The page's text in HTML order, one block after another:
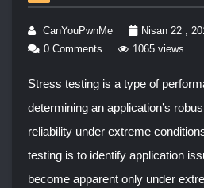
CanYouPwnMe Nisan 22 ,
0 Comments
1065 views
Stress testing is a type of
determining an application’s
reliability under extreme
testing is to identify application
become apparent only under